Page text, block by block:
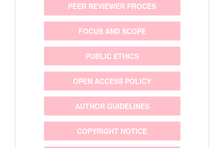
PEER REVIEWER PROCES
FOCUS AND SCOPE
PUBLIC ETHICS
OPEN ACCESS POLICY
AUTHOR GUIDELINES
COPYRIGHT NOTICE